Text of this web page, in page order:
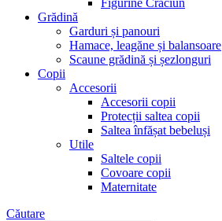
Figurine Crăciun
Grădină
Garduri și panouri
Hamace, leagăne și balansoare
Scaune grădină și șezlonguri
Copii
Accesorii
Accesorii copii
Protecții saltea copii
Saltea înfășat bebeluși
Utile
Saltele copii
Covoare copii
Maternitate
Căutare